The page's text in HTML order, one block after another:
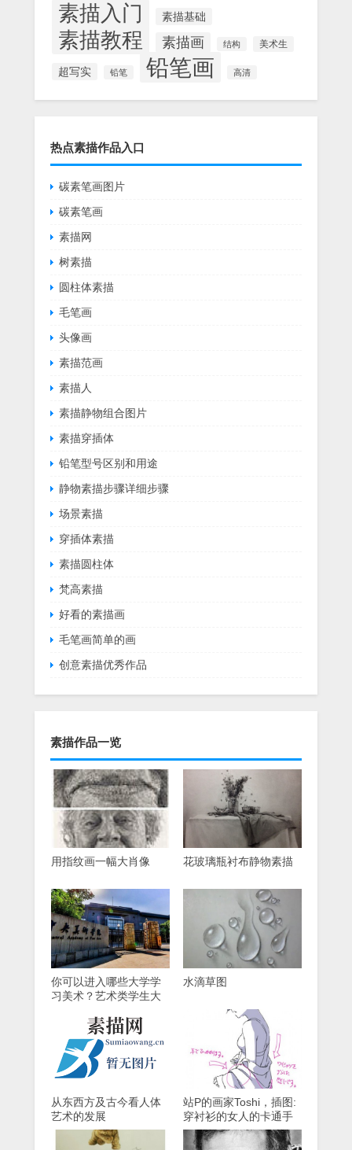
素描入门 素描基础
素描教程 素描画 结构 美术生
超写实 铅笔 铅笔画 高清
热点素描作品入口
碳素笔画图片
碳素笔画
素描网
树素描
圆柱体素描
毛笔画
头像画
素描范画
素描人
素描静物组合图片
素描穿插体
铅笔型号区别和用途
静物素描步骤详细步骤
场景素描
穿插体素描
素描圆柱体
梵高素描
好看的素描画
毛笔画简单的画
创意素描优秀作品
素描作品一览
用指纹画一幅大肖像 花玻璃瓶衬布静物素描
你可以进入哪些大学学
习美术？艺术类学生大
水滴草图
从东西方及古今看人体
艺术的发展
站P的画家Toshi，插图:
穿衬衫的女人的卡通手
绘